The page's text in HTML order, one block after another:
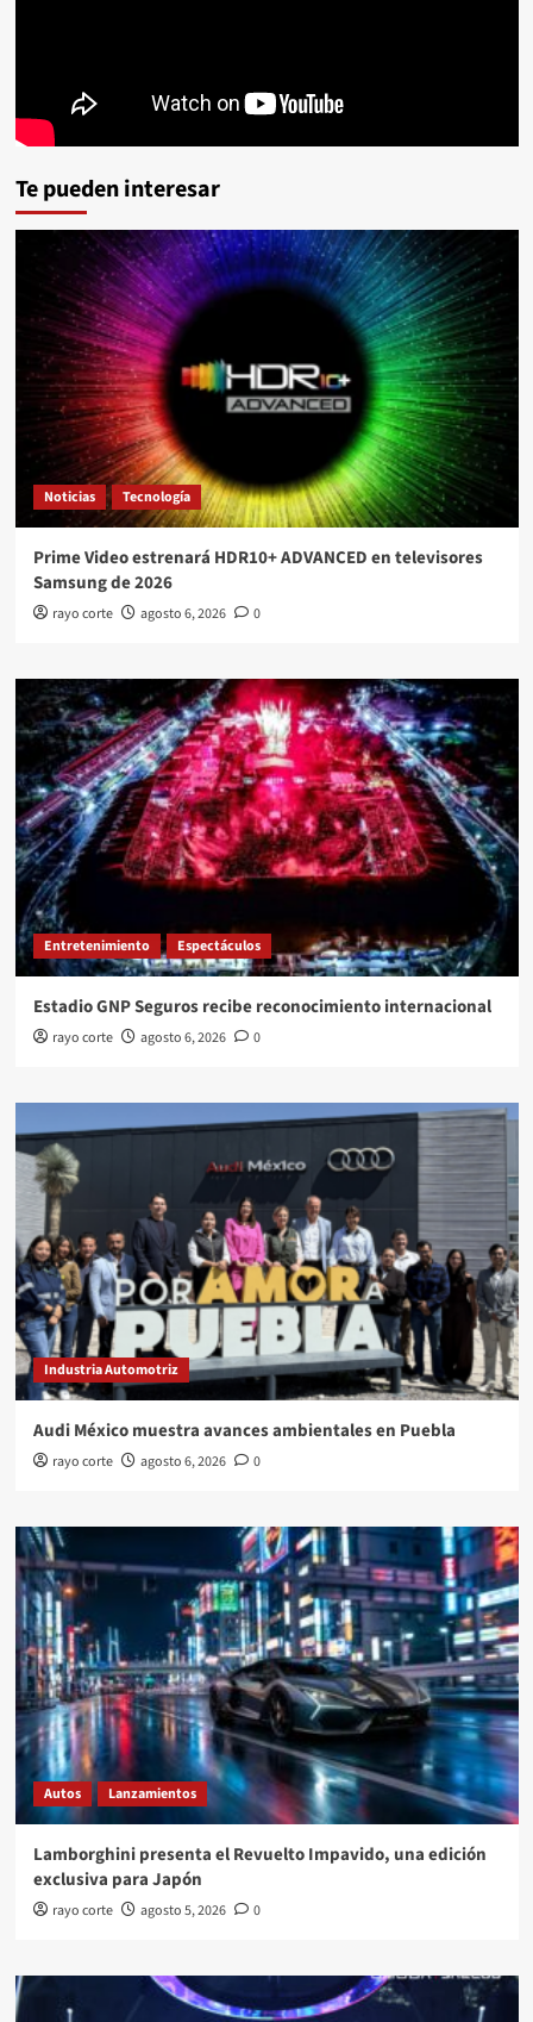
Te pueden interesar
Noticias Tecnología
Prime Video estrenará HDR10+ ADVANCED en televisores
Samsung de 2026
rayo corte agosto 6, 2026 0
Entretenimiento Espectáculos
Estadio GNP Seguros recibe reconocimiento internacional
rayo corte agosto 6, 2026 0
Industria Automotriz
Audi México muestra avances ambientales en Puebla
rayo corte agosto 6, 2026 0
Autos Lanzamientos
Lamborghini presenta el Revuelto Impavido, una edición
exclusiva para Japón
rayo corte agosto 5, 2026 0